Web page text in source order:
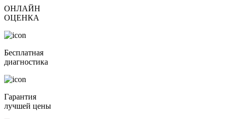
ОНЛАЙН
ОЦЕНКА
Бесплатная
диагностика
Гарантия
лучшей цены